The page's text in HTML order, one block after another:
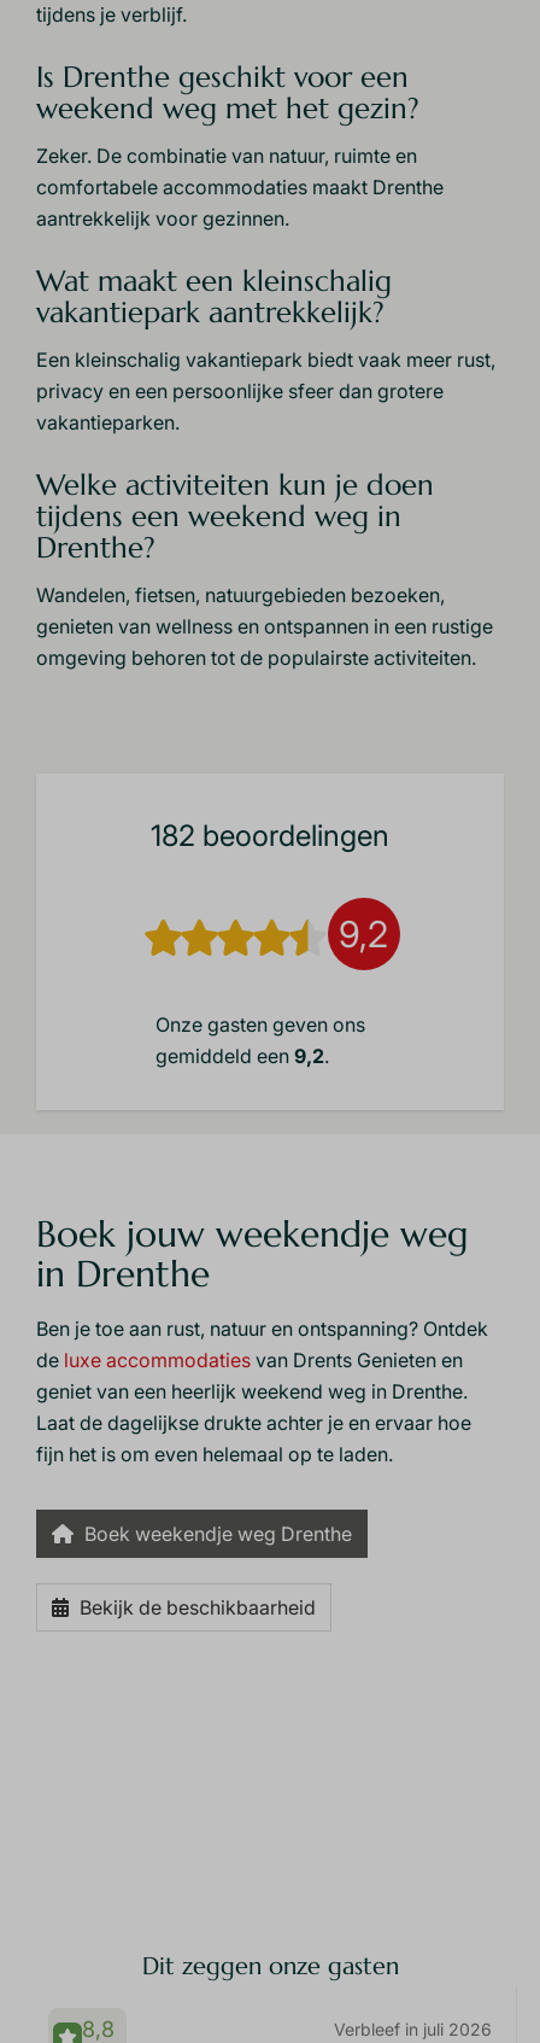
tijdens je verblijf.
Is Drenthe geschikt voor een
weekend weg met het gezin?
Zeker. De combinatie van natuur, ruimte en
comfortabele accommodaties maakt Drenthe
aantrekkelijk voor gezinnen.
Wat maakt een kleinschalig
vakantiepark aantrekkelijk?
Een kleinschalig vakantiepark biedt vaak meer rust,
privacy en een persoonlijke sfeer dan grotere
vakantieparken.
Welke activiteiten kun je doen
tijdens een weekend weg in
Drenthe?
Wandelen, fietsen, natuurgebieden bezoeken,
genieten van wellness en ontspannen in een rustige
omgeving behoren tot de populairste activiteiten.
182 beoordelingen
9,2
Onze gasten geven ons
gemiddeld een 9,2.
Boek jouw weekendje weg
in Drenthe
Ben je toe aan rust, natuur en ontspanning? Ontdek
de luxe accommodaties van Drents Genieten en
geniet van een heerlijk weekend weg in Drenthe.
Laat de dagelijkse drukte achter je en ervaar hoe
fijn het is om even helemaal op te laden.
Boek weekendje weg Drenthe
Bekijk de beschikbaarheid
Dit zeggen onze gasten
8,8 Verbleef in juli 2026